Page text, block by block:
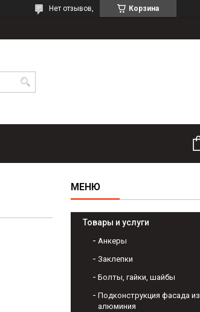
Корзина
Нет отзывов,
Товары и услуги
Анкеры
Заклепки
Болты, гайки, шайбы
Подконструкция фасада из
алюминия